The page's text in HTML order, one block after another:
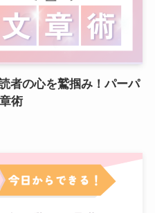
者の心を鷲掴み！パーパ
術